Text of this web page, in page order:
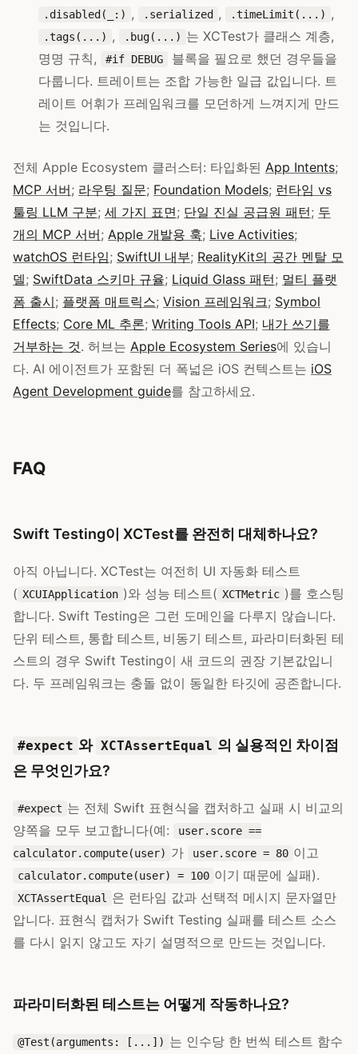
.disabled(_:) , .serialized , .timeLimit(...) ,
.tags(...) , .bug(...) 는 XCTest가 클래스 계층,
명명 규칙,
#if DEBUG
블록을 필요로 했던 경우들을
다룹니다. 트레이트는 조합 가능한 일급 값입니다. 트
레이트 어휘가 프레임워크를 모던하게 느껴지게 만드
는 것입니다.
전체 Apple Ecosystem 클러스터: 타입화된 App Intents;
MCP 서버; 라우팅 질문; Foundation Models; 런타임 vs
툴링 LLM 구분; 세 가지 표면; 단일 진실 공급원 패턴; 두
개의 MCP 서버; Apple 개발용 훅; Live Activities;
watchOS 런타임; SwiftUI 내부; RealityKit의 공간 멘탈 모
델; SwiftData 스키마 규율; Liquid Glass 패턴; 멀티 플랫
폼 출시; 플랫폼 매트릭스; Vision 프레임워크; Symbol
Effects; Core ML 추론; Writing Tools API; 내가 쓰기를
거부하는 것. 허브는 Apple Ecosystem Series에 있습니
다. AI 에이전트가 포함된 더 폭넓은 iOS 컨텍스트는 iOS
Agent Development guide를 참고하세요.
FAQ
Swift Testing이 XCTest를 완전히 대체하나요?
아직 아닙니다. XCTest는 여전히 UI 자동화 테스트
( XCUIApplication )와 성능 테스트( XCTMetric )를 호스팅
합니다. Swift Testing은 그런 도메인을 다루지 않습니다.
단위 테스트, 통합 테스트, 비동기 테스트, 파라미터화된 테
스트의 경우 Swift Testing이 새 코드의 권장 기본값입니
다. 두 프레임워크는 충돌 없이 동일한 타깃에 공존합니다.
#expect 와 XCTAssertEqual 의 실용적인 차이점
은 무엇인가요?
#expect 는 전체 Swift 표현식을 캡처하고 실패 시 비교의
양쪽을 모두 보고합니다(예:
user.score ==
calculator.compute(user) 가 user.score = 80 이고
calculator.compute(user) = 100 이기 때문에 실패).
XCTAssertEqual
은 런타임 값과 선택적 메시지 문자열만
압니다. 표현식 캡처가 Swift Testing 실패를 테스트 소스
를 다시 읽지 않고도 자기 설명적으로 만드는 것입니다.
파라미터화된 테스트는 어떻게 작동하나요?
@Test(arguments: [...]) 는 인수당 한 번씩 테스트 함수